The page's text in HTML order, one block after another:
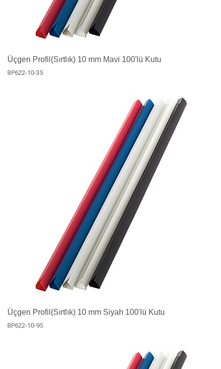
Üçgen Profil(Sırtlık) 10 mm Mavi 100'lü Kutu
BP622-10-35
Üçgen Profil(Sırtlık) 10 mm Siyah 100'lü Kutu
BP622-10-95